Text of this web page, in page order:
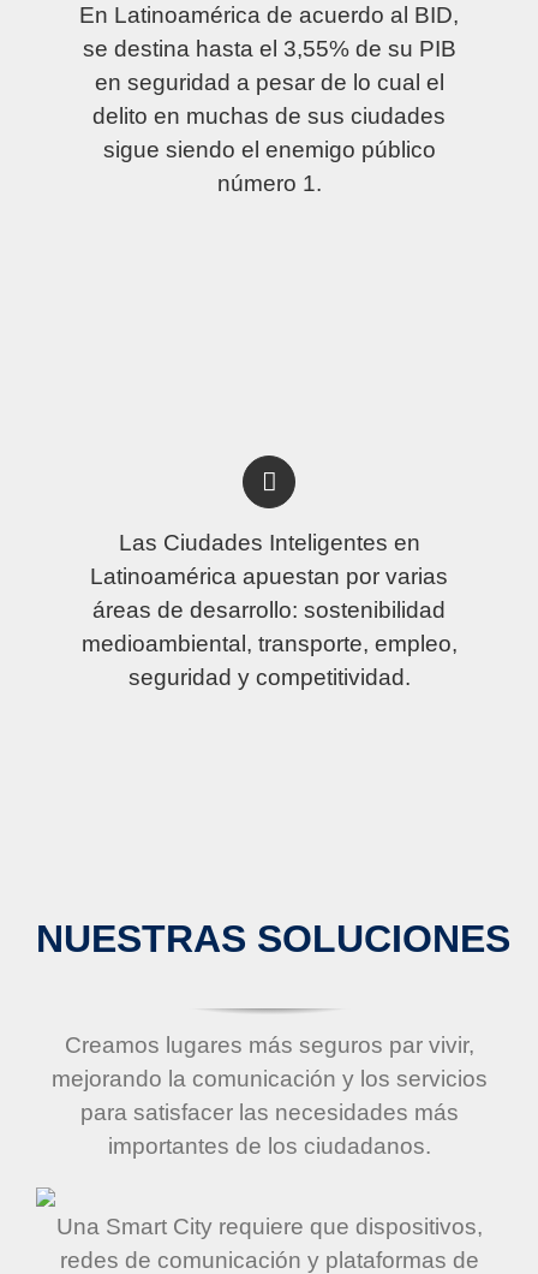
En Latinoamérica de acuerdo al BID,
se destina hasta el 3,55% de su PIB
en seguridad a pesar de lo cual el
delito en muchas de sus ciudades
sigue siendo el enemigo público
número 1.
Las Ciudades Inteligentes en
Latinoamérica apuestan por varias
áreas de desarrollo: sostenibilidad
medioambiental, transporte, empleo,
seguridad y competitividad.
NUESTRAS SOLUCIONES
Creamos lugares más seguros par vivir,
mejorando la comunicación y los servicios
para satisfacer las necesidades más
importantes de los ciudadanos.
Una Smart City requiere que dispositivos,
redes de comunicación y plataformas de